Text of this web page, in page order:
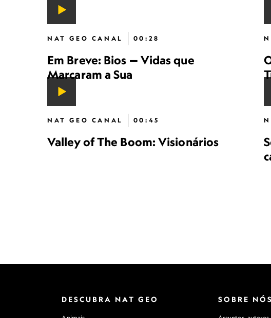
NAT GEO CANAL 00:28
Em Breve: Bios — Vidas que
Marcaram a Sua
NAT GEO CANAL 00:45
Valley of The Boom: Visionários
DESCUBRA NAT GEO SOBRE NÓS